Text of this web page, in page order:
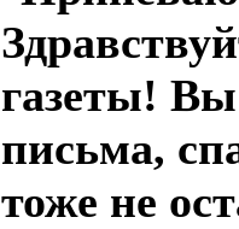
газеты!
письма,
тоже не